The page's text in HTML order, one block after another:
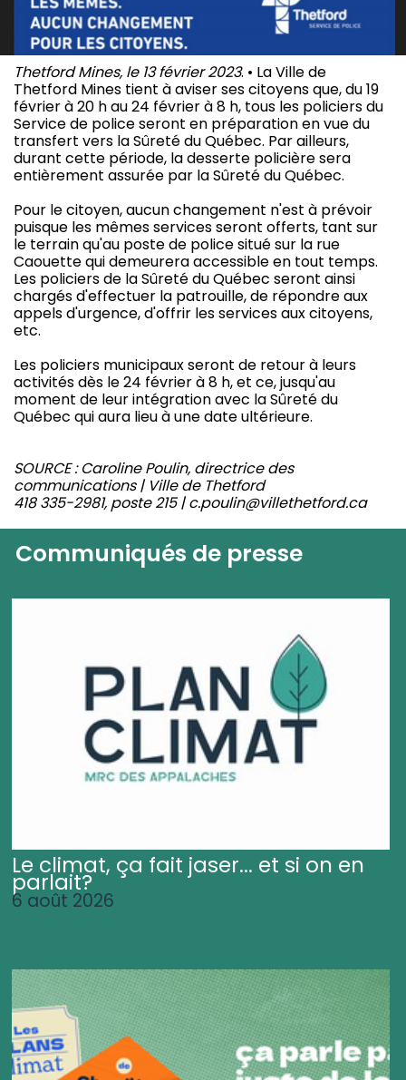
Thetford Mines, le 13 février 2023. • La Ville de
Thetford Mines tient à aviser ses citoyens que, du 19
février à 20 h au 24 février à 8 h, tous les policiers du
Service de police seront en préparation en vue du
transfert vers la Sûreté du Québec. Par ailleurs,
durant cette période, la desserte policière sera
entièrement assurée par la Sûreté du Québec.
Pour le citoyen, aucun changement n'est à prévoir
puisque les mêmes services seront offerts, tant sur
le terrain qu'au poste de police situé sur la rue
Caouette qui demeurera accessible en tout temps.
Les policiers de la Sûreté du Québec seront ainsi
chargés d'effectuer la patrouille, de répondre aux
appels d'urgence, d'offrir les services aux citoyens,
etc.
Les policiers municipaux seront de retour à leurs
activités dès le 24 février à 8 h, et ce, jusqu'au
moment de leur intégration avec la Sûreté du
Québec qui aura lieu à une date ultérieure.
SOURCE : Caroline Poulin, directrice des
communications | Ville de Thetford
418 335-2981, poste 215 | c.poulin@villethetford.ca
Communiqués de presse
Le climat, ça fait jaser... et si on en
parlait?
6 août 2026